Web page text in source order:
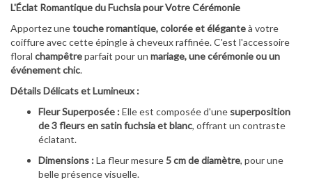
L'Éclat Romantique du Fuchsia pour Votre Cérémonie
Apportez unetouche romantique, colorée et éléganteà votre
coiffure avec cette épingle à cheveux raffinée. C'est l'accessoire
floral champêtreparfait pour un mariage, une cérémonie ou un
événement chic.
Détails Délicats et Lumineux :
Fleur Superposée :Elle est composée d'une superposition
de 3 fleurs en satin fuchsia et blanc, offrant un contraste
éclatant.
Dimensions :La fleur mesure5 cm de diamètre, pour une
belle présence visuelle.